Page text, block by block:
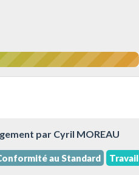
par Cyril MOREAU
au Standard Travail